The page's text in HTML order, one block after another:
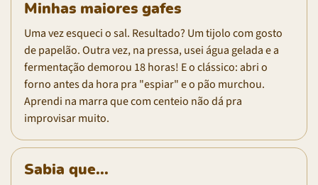
Minhas maiores gafes
Uma vez esqueci o sal. Resultado? Um tijolo com gosto
de papelão. Outra vez, na pressa, usei água gelada e a
fermentação demorou 18 horas! E o clássico: abri o
forno antes da hora pra "espiar" e o pão murchou.
Aprendi na marra que com centeio não dá pra
improvisar muito.
Sabia que...